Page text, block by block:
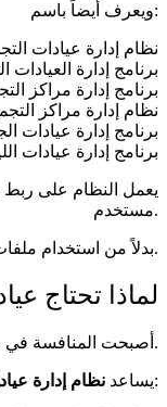
ويعرف أيضاً باسم:
نظام إدارة عيادات
برنامج إدارة العيادات
برنامج إدارة مراكز
نظام إدارة مراكز
برنامج إدارة عيادات
برنامج إدارة عيادات
يعمل النظام على ربط
مستخدم.
بدلاً من استخدام ملفات ورقية أو برامج متعددة، يوفر النظام بيئة عمل موحدة تساعد على تقديم خدمة أسرع وأكثر دقة.
لماذا تحتاج
أصبحت المنافسة في سوق التجميل السعودي أكبر من أي وقت مضى. لذلك تحتاج العيادات إلى حلول تقنية تساعدها على تقديم خدمة أفضل وتحقيق نمو مستدام.
يساعد نظام إدارة على: